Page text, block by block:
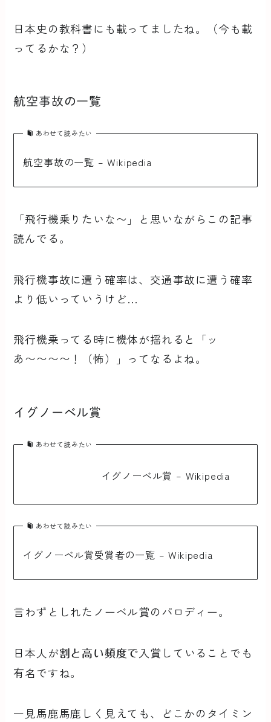
日本史の教科書にも載ってましたね。（今も載
ってるかな？）
航空事故の一覧
あわせて読みたい
航空事故の一覧 – Wikipedia
「飛行機乗りたいな〜」と思いながらこの記事
読んでる。
飛行機事故に遭う確率は、交通事故に遭う確率
より低いっていうけど…
飛行機乗ってる時に機体が揺れると「ッ
あ〜〜〜〜！（怖）」ってなるよね。
イグノーベル賞
あわせて読みたい
イグノーベル賞 – Wikipedia
あわせて読みたい
イグノーベル賞受賞者の一覧 – Wikipedia
言わずとしれたノーベル賞のパロディー。
日本人が割と高い頻度で 入賞していることでも
有名ですね。
一見馬鹿馬鹿しく見えても、どこかのタイミン